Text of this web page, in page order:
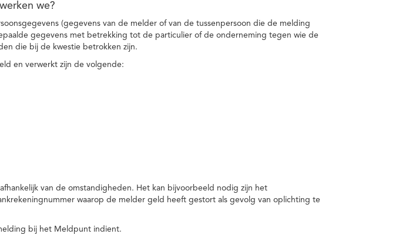
we?
(gegevens van de melder of van de tussenpersoon die de melding
gegevens met betrekking tot de particulier of de onderneming tegen wie de
die bij de kwestie betrokken zijn.
en verwerkt zijn de volgende:
van de omstandigheden. Het kan bijvoorbeeld nodig zijn het
waarop de melder geld heeft gestort als gevolg van oplichting te
bij het Meldpunt indient.